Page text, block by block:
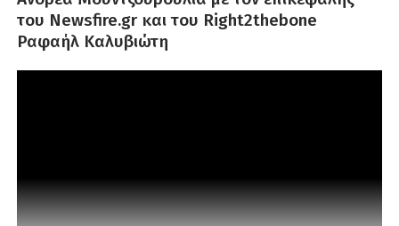
του Newsfire.gr και του Right2thebone
Ραφαήλ Καλυβιώτη